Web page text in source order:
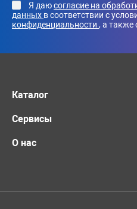
Я даюсогласие на
данных в соответствии с
конфиденциальности , а также
Каталог
Сервисы
О нас